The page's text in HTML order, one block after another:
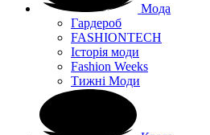
Мода
Гардероб
FASHIONTECH
Історія моди
Fashion Weeks
Тижні Моди